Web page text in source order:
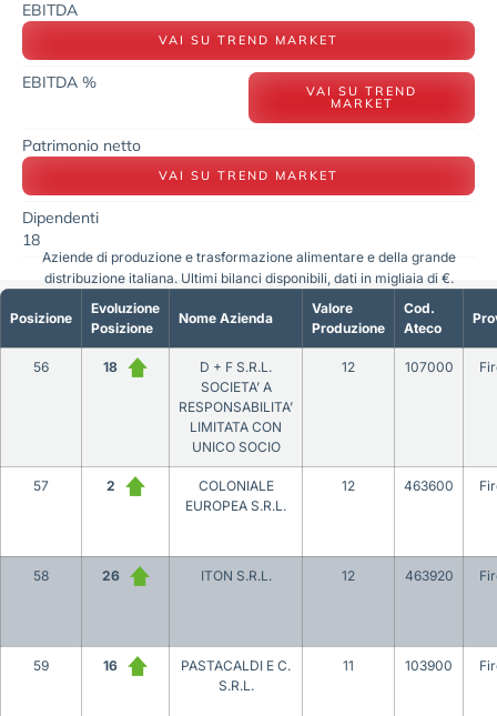
EBITDA
VAI SU TREND MARKET
EBITDA % VAI SU TREND
MARKET
Patrimonio netto
VAI SU TREND MARKET
Dipendenti
18
Posizione
Evoluzione
Posizione
Nome Azienda
Valore
Produzione
Cod.
Ateco
56 18
D + F S.R.L.
SOCIETA’ A
RESPONSABILITA’
LIMITATA CON
UNICO SOCIO
12 107000
57 2
COLONIALE
EUROPEA S.R.L.
12 463600
58 26 ITON S.R.L. 12 463920
59 16
PASTACALDI E C.
S.R.L.
11 103900
Aziende di produzione e trasformazione alimentare e della grande
distribuzione italiana. Ultimi bilanci disponibili, dati in migliaia di €.